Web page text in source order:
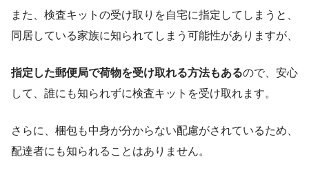
また、検査キットの受け取りを自宅に指定してしまうと、
同居している家族に知られてしまう可能性がありますが、
指定した郵便局で荷物を受け取れる方法もあるので、安心
して、誰にも知られずに検査キットを受け取れます。
さらに、梱包も中身が分からない配慮がされているため、
配達者にも知られることはありません。